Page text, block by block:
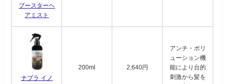
ブースターヘ
アミスト
ナプラ イノ
200ml 2,640円
アンチ・ポリ
ューション機
能により台的
刺激から髪を